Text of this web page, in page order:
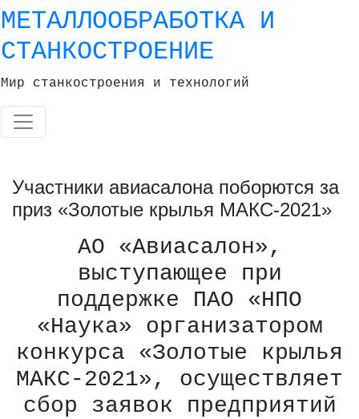
Skip
to
content
МЕТАЛЛООБРАБОТКА И
СТАНКОСТРОЕНИЕ
Мир станкостроения и технологий
Участники авиасалона поборются за
приз «Золотые крылья МАКС-2021»
АО «Авиасалон»,
выступающее при
поддержке ПАО «НПО
«Наука» организатором
конкурса «Золотые крылья
МАКС-2021», осуществляет
сбор заявок предприятий